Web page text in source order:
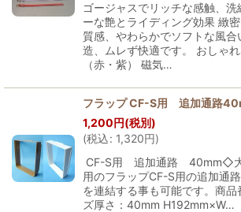
ゴージャスでリッチな感触、洗
ーな艶とライディング効果 緻
質感、やわらかでソフトな風
造、ムレず快適です。 おしゃれ
（赤・紫） 磁気…
フラップ CF-S用 追加通路
1,200円(税別)
(税込: 1,320円)
CF-S用 追加通路 40mm◇大
用のフラップCF-S用の追加通
を連結する事も可能です。商品
ズ厚さ：40mm H192mm×W…